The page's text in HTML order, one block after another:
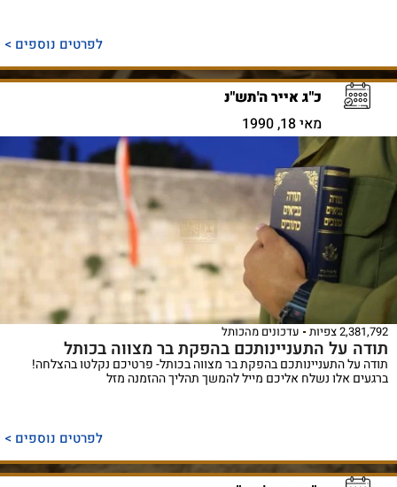
לפרטים נוספים >
כ"ג אייר ה'תש"נ
מאי 18, 1990
2,381,792 צפיות עדכונים מהכותל
תודה על התעניינותכם בהפקת בר מצווה בכותל
תודה על התעניינותכם בהפקת בר מצווה בכותל- פרטיכם נקלטו בהצלחה!
ברגעים אלו נשלח אליכם מייל להמשך תהליך ההזמנה מזל
לפרטים נוספים >